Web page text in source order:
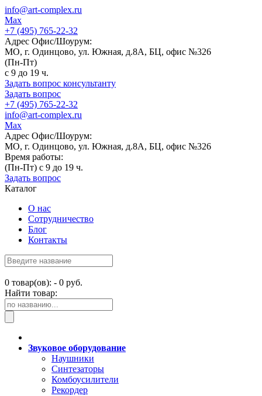
info@art-complex.ru
Max
+7 (495) 765-22-32
Адрес Офис/Шоурум:
МО, г. Одинцово, ул. Южная, д.8А, БЦ, офис №326
(Пн-Пт)
с 9 до 19 ч.
Задать вопрос консультанту
Задать вопрос
+7 (495) 765-22-32
info@art-complex.ru
Max
Адрес Офис/Шоурум:
МО, г. Одинцово, ул. Южная, д.8А, БЦ, офис №326
Время работы:
(Пн-Пт) с 9 до 19 ч.
Задать вопрос
Каталог
О нас
Сотрудничество
Блог
Контакты
0 товар(ов): - 0 руб.
Найти товар:
Звуковое оборудование
Наушники
Синтезаторы
Комбоусилители
Рекордер